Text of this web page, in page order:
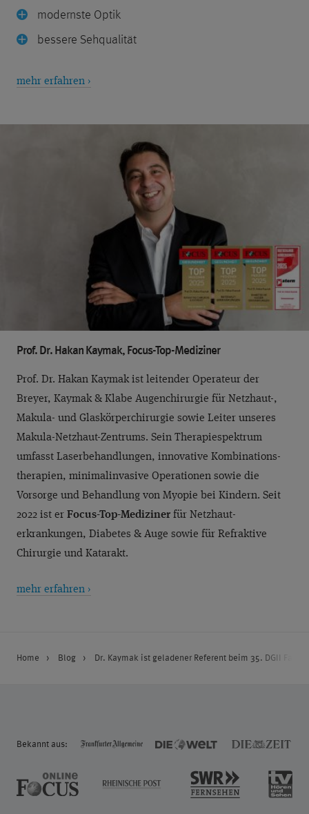
modernste Optik
bessere Sehqualität
mehr erfahren ›
Prof. Dr. Hakan Kaymak, Focus-Top-Mediziner
Prof. Dr. Hakan Kaymak ist leitender Operateur der
Breyer, Kaymak & Klabe Augenchirurgie für Netzhaut-,
Makula- und Glaskörperchirurgie sowie Leiter unseres
Makula-Netzhaut-Zentrums. Sein Therapiespektrum
umfasst Laser­behand­lungen, innovative Kombinations­
therapien, minimalinvasive Operationen sowie die
Vorsorge und Behandlung von Myopie bei Kindern. Seit
2022 ist er Focus-Top-Mediziner für Netzhaut­
erkrankungen, Diabetes & Auge sowie für Refraktive
Chirurgie und Katarakt.
mehr erfahren ›
Home Blog Dr. Kaymak ist geladener Referent beim 35. DGII
Bekannt aus: